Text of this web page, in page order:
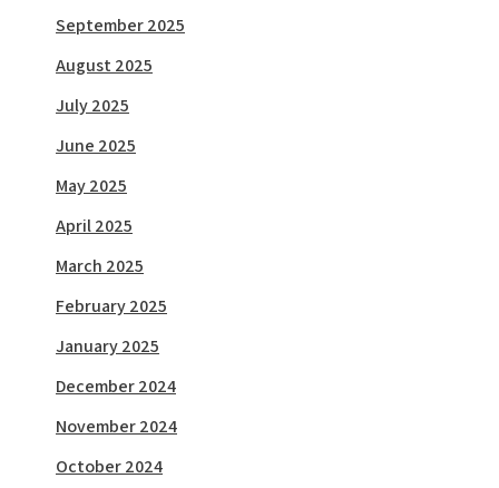
September 2025
August 2025
July 2025
June 2025
May 2025
April 2025
March 2025
February 2025
January 2025
December 2024
November 2024
October 2024